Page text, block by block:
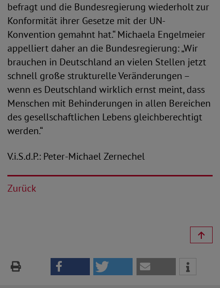
befragt und die Bundesregierung wiederholt zur
Konformität ihrer Gesetze mit der UN-
Konvention gemahnt hat.“ Michaela Engelmeier
appelliert daher an die Bundesregierung: „Wir
brauchen in Deutschland an vielen Stellen jetzt
schnell große strukturelle Veränderungen –
wenn es Deutschland wirklich ernst meint, dass
Menschen mit Behinderungen in allen Bereichen
des gesellschaftlichen Lebens gleichberechtigt
werden.“
V.i.S.d.P.: Peter-Michael Zernechel
Zurück